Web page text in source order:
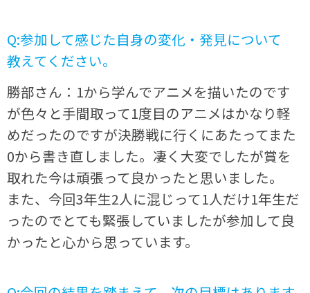
Q:参加して感じた自身の変化・発見について
教えてください。
勝部さん：1から学んでアニメを描いたのです
が色々と手間取って1度目のアニメはかなり軽
めだったのですが決勝戦に行くにあたってまた
0から書き直しました。凄く大変でしたが賞を
取れた今は頑張って良かったと思いました。
また、今回3年生2人に混じって1人だけ1年生だ
ったのでとても緊張していましたが参加して良
かったと心から思っています。